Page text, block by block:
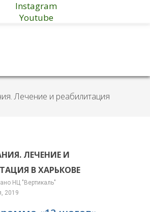
Instagram
Youtube
Лечение и реабилитация
ЛЕЧЕНИЕ И
В ХАРЬКОВЕ
НЦ "Вертикаль"
2019